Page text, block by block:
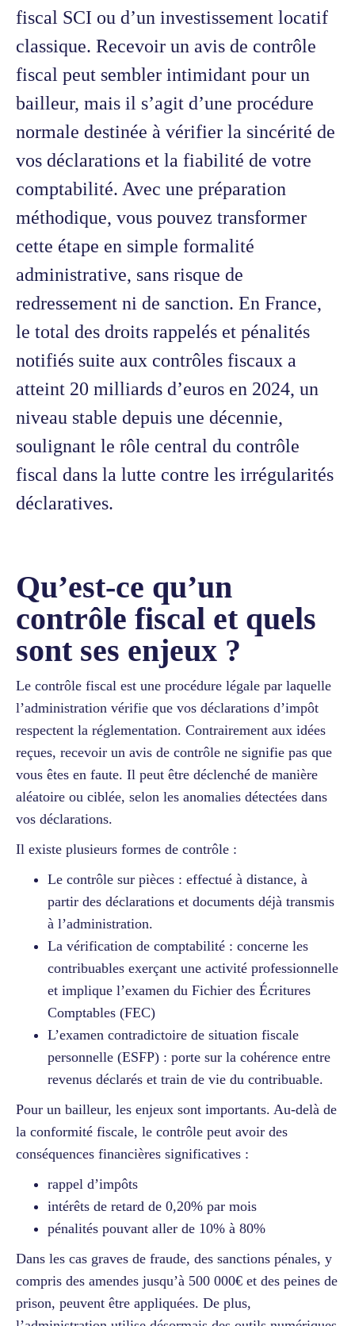
fiscal SCI ou d’un investissement locatif
classique. Recevoir un avis de contrôle
fiscal peut sembler intimidant pour un
bailleur, mais il s’agit d’une procédure
normale destinée à vérifier la sincérité de
vos déclarations et la fiabilité de votre
comptabilité. Avec une préparation
méthodique, vous pouvez transformer
cette étape en simple formalité
administrative, sans risque de
redressement ni de sanction. En France,
le total des droits rappelés et pénalités
notifiés suite aux contrôles fiscaux a
atteint 20 milliards d’euros en 2024, un
niveau stable depuis une décennie,
soulignant le rôle central du contrôle
fiscal dans la lutte contre les irrégularités
déclaratives.
Qu’est-ce qu’un
contrôle fiscal et quels
sont ses enjeux ?
Le contrôle fiscal est une procédure légale par laquelle
l’administration vérifie que vos déclarations d’impôt
respectent la réglementation. Contrairement aux idées
reçues, recevoir un avis de contrôle ne signifie pas que
vous êtes en faute. Il peut être déclenché de manière
aléatoire ou ciblée, selon les anomalies détectées dans
vos déclarations.
Il existe plusieurs formes de contrôle :
Le contrôle sur pièces : effectué à distance, à
partir des déclarations et documents déjà transmis
à l’administration.
La vérification de comptabilité : concerne les
contribuables exerçant une activité professionnelle
et implique l’examen du Fichier des Écritures
Comptables (FEC)
L’examen contradictoire de situation fiscale
personnelle (ESFP) : porte sur la cohérence entre
revenus déclarés et train de vie du contribuable.
Pour un bailleur, les enjeux sont importants. Au-delà de
la conformité fiscale, le contrôle peut avoir des
conséquences financières significatives :
rappel d’impôts
intérêts de retard de 0,20% par mois
pénalités pouvant aller de 10% à 80%
Dans les cas graves de fraude, des sanctions pénales, y
compris des amendes jusqu’à 500 000€ et des peines de
prison, peuvent être appliquées. De plus,